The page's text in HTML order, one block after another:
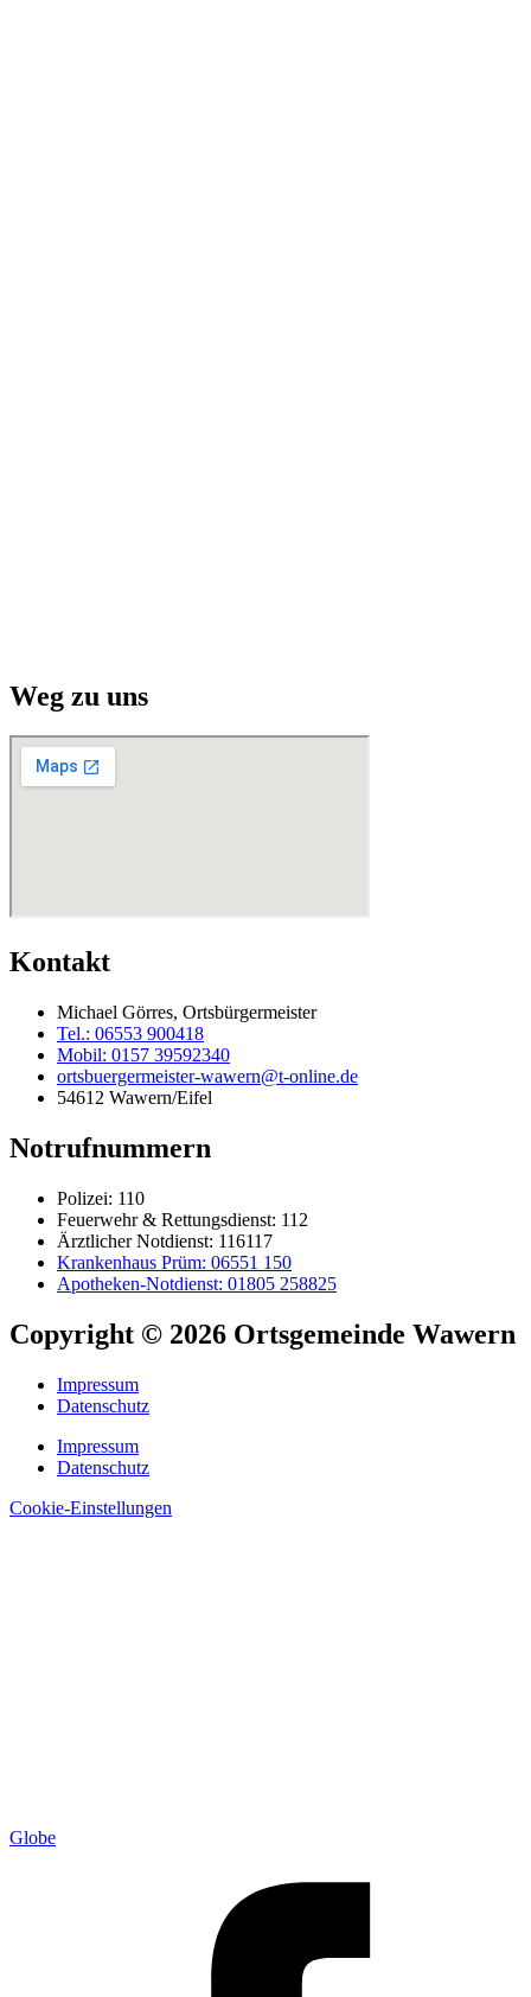
Weg zu uns
Kontakt
Michael Görres, Ortsbürgermeister
Tel.: 06553 900418
Mobil: 0157 39592340
ortsbuergermeister-wawern@t-online.de
54612 Wawern/Eifel
Notrufnummern
Polizei: 110
Feuerwehr & Rettungsdienst: 112
Ärztlicher Notdienst: 116117
Krankenhaus Prüm: 06551 150
Apotheken-Notdienst: 01805 258825
Copyright © 2026 Ortsgemeinde Wawern
Impressum
Datenschutz
Impressum
Datenschutz
Cookie-Einstellungen
Globe